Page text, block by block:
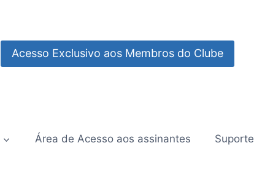
Acesso Exclusivo aos Membros do Clube
Área de Acesso aos assinantes Suporte